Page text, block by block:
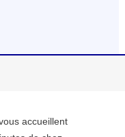
accueillent